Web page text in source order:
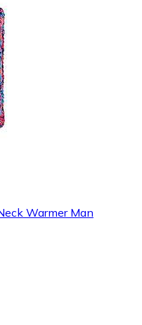
Warmer Man